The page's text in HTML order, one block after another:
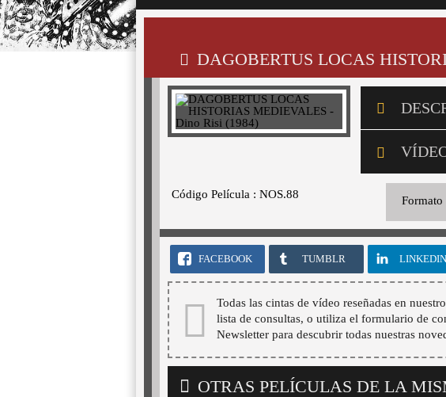
DAGOBERTUS LOCAS
Código Película : NOS.88
Formato
FACEBOOK TUMBLR LINKEDIN
Todas las cintas de vídeo reseñadas en
lista de consultas, o utiliza el formulario de
Newsletter para descubrir todas nuestras
OTRAS PELÍCULAS DE LA